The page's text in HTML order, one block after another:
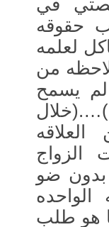
في
حقوقه
لعلمه
من
لم يسمح
الزواج
بدون ضو
الواحده
هو طلب